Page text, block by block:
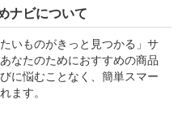
ナビについて
いものがきっと見つかる」サ
なたのためにおすすめの商品
に悩むことなく、簡単スマー
ます。